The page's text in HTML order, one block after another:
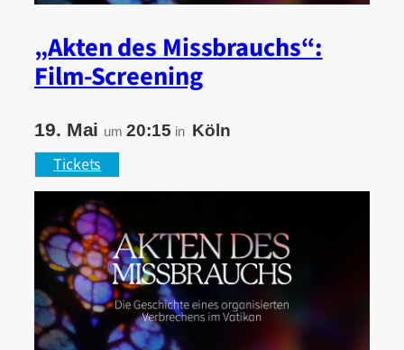
„Akten des Missbrauchs“:
Film-Screening
19. Mai um 20:15 in Köln
Tickets